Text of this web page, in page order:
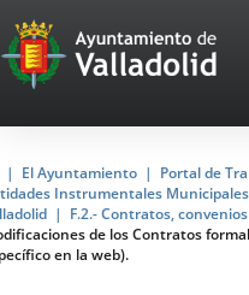
Portal
Web
del
de
Valladolid
El Ayuntamiento Portal de
Instrumentales Municipales
F.2.- Contratos,
de los Contratos
en la web).